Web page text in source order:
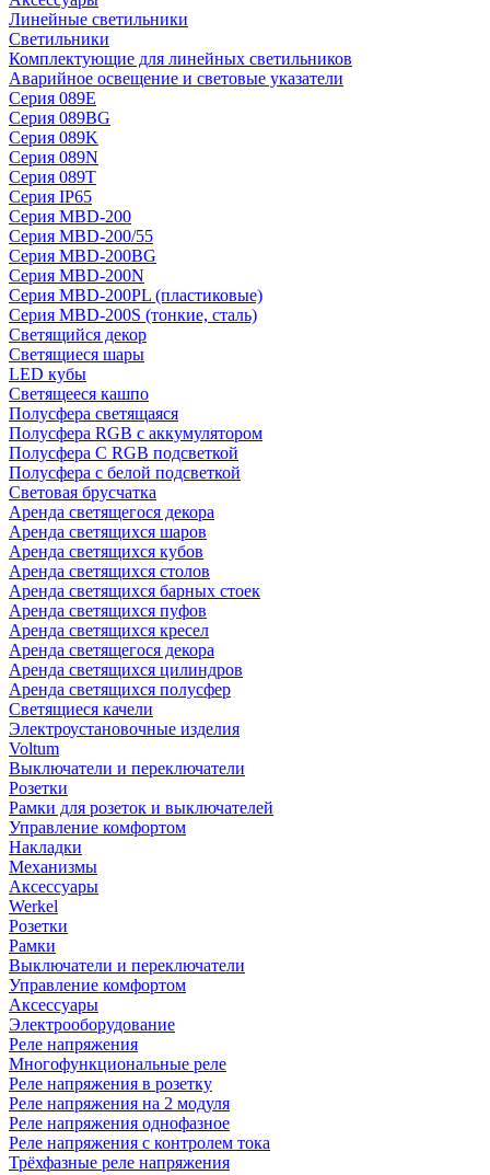
Линейные светильники
Светильники
Комплектующие для линейных светильников
Аварийное освещение и световые указатели
Серия 089E
Серия 089BG
Серия 089K
Серия 089N
Серия 089T
Серия IP65
Серия MBD-200
Серия MBD-200/55
Серия MBD-200BG
Серия MBD-200N
Серия MBD-200PL (пластиковые)
Серия MBD-200S (тонкие, сталь)
Светящийся декор
Светящиеся шары
LED кубы
Светящееся кашпо
Полусфера светящаяся
Полусфера RGB с аккумулятором
Полусфера С RGB подсветкой
Полусфера с белой подсветкой
Световая брусчатка
Аренда светящегося декора
Аренда светящихся шаров
Аренда светящихся кубов
Аренда светящихся столов
Аренда светящихся барных стоек
Аренда светящихся пуфов
Аренда светящихся кресел
Аренда светящегося декора
Аренда светящихся цилиндров
Аренда светящихся полусфер
Светящиеся качели
Электроустановочные изделия
Voltum
Выключатели и переключатели
Розетки
Рамки для розеток и выключателей
Управление комфортом
Накладки
Механизмы
Аксессуары
Werkel
Розетки
Рамки
Выключатели и переключатели
Управление комфортом
Аксессуары
Электрооборудование
Реле напряжения
Многофункциональные реле
Реле напряжения в розетку
Реле напряжения на 2 модуля
Реле напряжения однофазное
Реле напряжения с контролем тока
Трёхфазные реле напряжения